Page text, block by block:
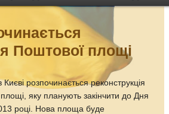
Поштової площі
Києві розпочинається реконструкція
яку планують закінчити до Дня
році. Нова площа буде